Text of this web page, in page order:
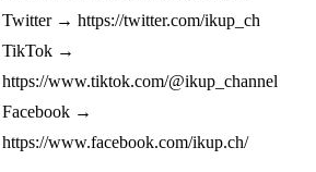
Twitter → https://twitter.com/ikup_ch
TikTok →
https://www.tiktok.com/@ikup_channel
Facebook →
https://www.facebook.com/ikup.ch/